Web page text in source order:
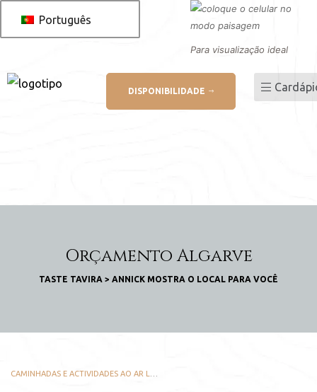
Português
Para visualização ideal
DISPONIBILIDADE
Orçamento Algarve
TASTE TAVIRA > ANNICK MOSTRA O LOCAL PARA VOCÊ